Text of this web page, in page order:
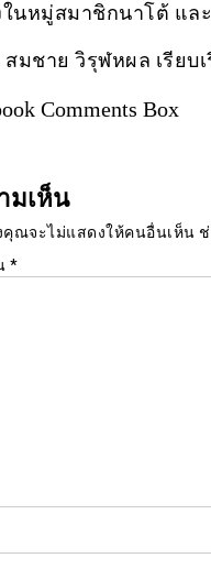
ในหมู่สมาชิกนาโต้ แ
มชาย วิรุฬหผล เรียบ
Comments Box
มเห็น
คุณจะไม่แสดงให้คนอื่นเห็น
*